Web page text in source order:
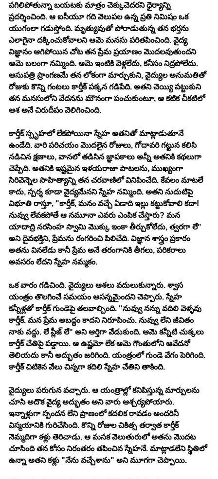
పగిలిపోతున్నా బయటకు మాత్రం చెక్కుచెదరని ధైర్యాన్ని
ప్రదర్శించింది. ఆ ఐసీయూ గది వెలుపల ఉన్న ప్రతి నిమిషం ఒక
యుగంలా గడుస్తోంది. మృత్యువుతో పోరాడుతున్న తన భర్తను
ఎలాగైనా దక్కించుకోవాలని ఆమె మనసు పరితపించింది. వైద్య
విజ్ఞానం ఆగిపోయిన చోట తన ప్రేమ ప్రయాణం మొదలవుతుందని
ఆమె బలంగా నమ్మింది. ఆమె ఇంటికి వెళ్లలేదు, కనీసం నిద్రపోలేదు.
ఆసుపత్రి ప్రాంగణమే తన లోకంగా మార్చుకుని, వైద్యుల అనుమతితో
రోజుకు కొన్ని గంటలు కార్తీక్ పక్కన గడిపేది. అతని చెయ్యి పట్టుకుని
తన మనసులోని వేదనను మౌనంగా పంచుకుంటూ, ఆ కటిక చీకటిలో
ఆశ అనే చిరుదీపం వెలిగించింది.
కార్తీక్ స్పృహలో లేకపోయినా స్నేహ అతనితో మాట్లాడుతూనే
ఉండేది. వారి పరిచయం మొదలైన రోజులు, గోదావరి గట్టున కలిసి
నడిచిన క్షణాలు, వానలో తడిసిన జ్ఞాపకాలు అన్నీ అతనికి కథలుగా
చెప్పేది. అతనికి ఇష్టమైన ఇళయరాజా పాటలను, ముఖ్యంగా
సిరివెన్నెల సాహిత్యాన్ని తన చరవాణిలో వినిపించేది. కేవలం మాటలే
కాదు, స్పర్శ కూడా వైద్యమేనని స్నేహ నమ్మింది. అతని నుదుటిపై
విభూతి రాస్తూ, "కార్తీక్, మనం వచ్చే ఏడాది ఇల్లు కట్టుకోవాలి కదా!
నువ్వు లేవకపోతే ఆ నమూనా ఎవరు ఎంపిక చేస్తారు? మన
యాదాద్రి నరసింహ స్వామి మొక్కు ఇంకా తీర్చుకోలేదు, త్వరగా లే"
అని దైవభక్తిని, ప్రేమను రంగరించి పిలిచేది. విజ్ఞాన శాస్త్రం ప్రకారం
అతను వినలేడు కానీ ప్రేమ అనే తరంగానికి తీగలు, పరికరాలు
అవసరం లేదని స్నేహ నమ్మకం.
ఒక వారం గడిచింది. వైద్యులు ఆశలు వదులుకున్నారు. శ్వాస
యంత్రం తొలగించే సమయం ఆసన్నమైందని చెప్పారు. స్నేహ
కన్నీళ్లతో కార్తీక్ గుండెపై తలవాల్చింది. "నువ్వు నన్ను వదిలి వెళ్ళవు
కార్తీక్. మన ప్రేమ అబద్ధం కాదని నిరూపించు. నువ్వు లేని జీవితం
నాకు వద్దు. లే ప్లీజ్ లే" అని ఆర్తిగా వేడుకుంది. ఆమె కన్నీటి చుక్కలు
కార్తీక్ చేతిపై పడ్డాయి. ఆ ఉష్ణమో లేక ఆమె గొంతులోని ఆవేదనో
తెలియదు కానీ అద్భుతం జరిగింది. యంత్రంలో గుండె వేగం పెరిగింది.
కార్తీక్ చిటికెన వేలు చిన్నగా కదిలి స్నేహ చేతిని తాకింది.
వైద్యులు పరుగున వచ్చారు. ఆ యంత్రాల్లో కనిపిస్తున్న మార్పులను
చూసి అదొక వైద్య అద్భుతం అని వారు ఆశ్చర్యపోయారు.
ఇన్నాళ్లుగా స్పందన లేని ప్రాణంలో కదలిక రావడం అందరినీ
విస్మయానికి గురిచేసింది. కొన్ని రోజుల చికిత్స తర్వాత కార్తీక్
నెమ్మదిగా కళ్లు తెరిచాడు. ఆ మసక వెలుతురులో అతను మొదట
చూసింది తన కోసం నిరంతరం తపించిన స్నేహనే. మాట్లాడలేని స్థితిలో
ఉన్నా అతని కళ్లు "నేను వచ్చేశాను" అని మూగగా చెప్పాయి.